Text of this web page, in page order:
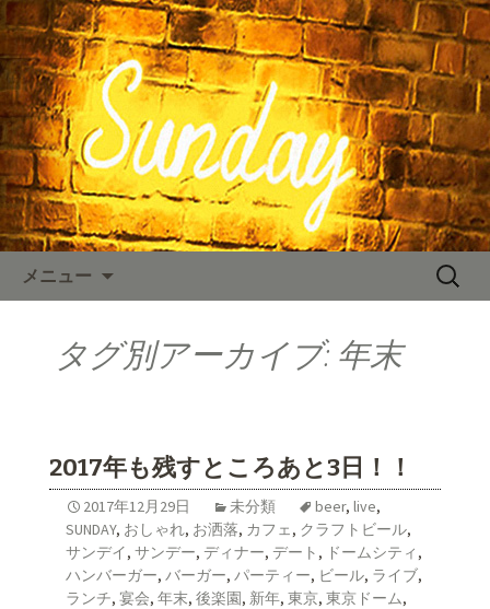
SUNDAY TIMES
東京、水道橋駅近くにある、カフェ
「SUNDAY（サンデー）」。のNYスタイ
ルの店内、人気のハンバーガーやステ
ーキなどのお料理をご用意しておりま
す。カフェ、ランチ、ディナー、パー
ティーなど多様なシーンに対応。新着
情報を随時更新中。
メニュー
検
タグ別アーカイブ: 年末
2017年も残すところあと3日！！
2017年12月29日 未分類 beer, live,
SUNDAY, おしゃれ, お洒落, カフェ, クラフトビール,
サンデイ, サンデー, ディナー, デート , ドームシティ ,
ハンバーガー, バーガー, パーティー, ビール, ライブ,
ランチ, 宴会, 年末, 後楽園, 新年, 東京, 東京ドーム,